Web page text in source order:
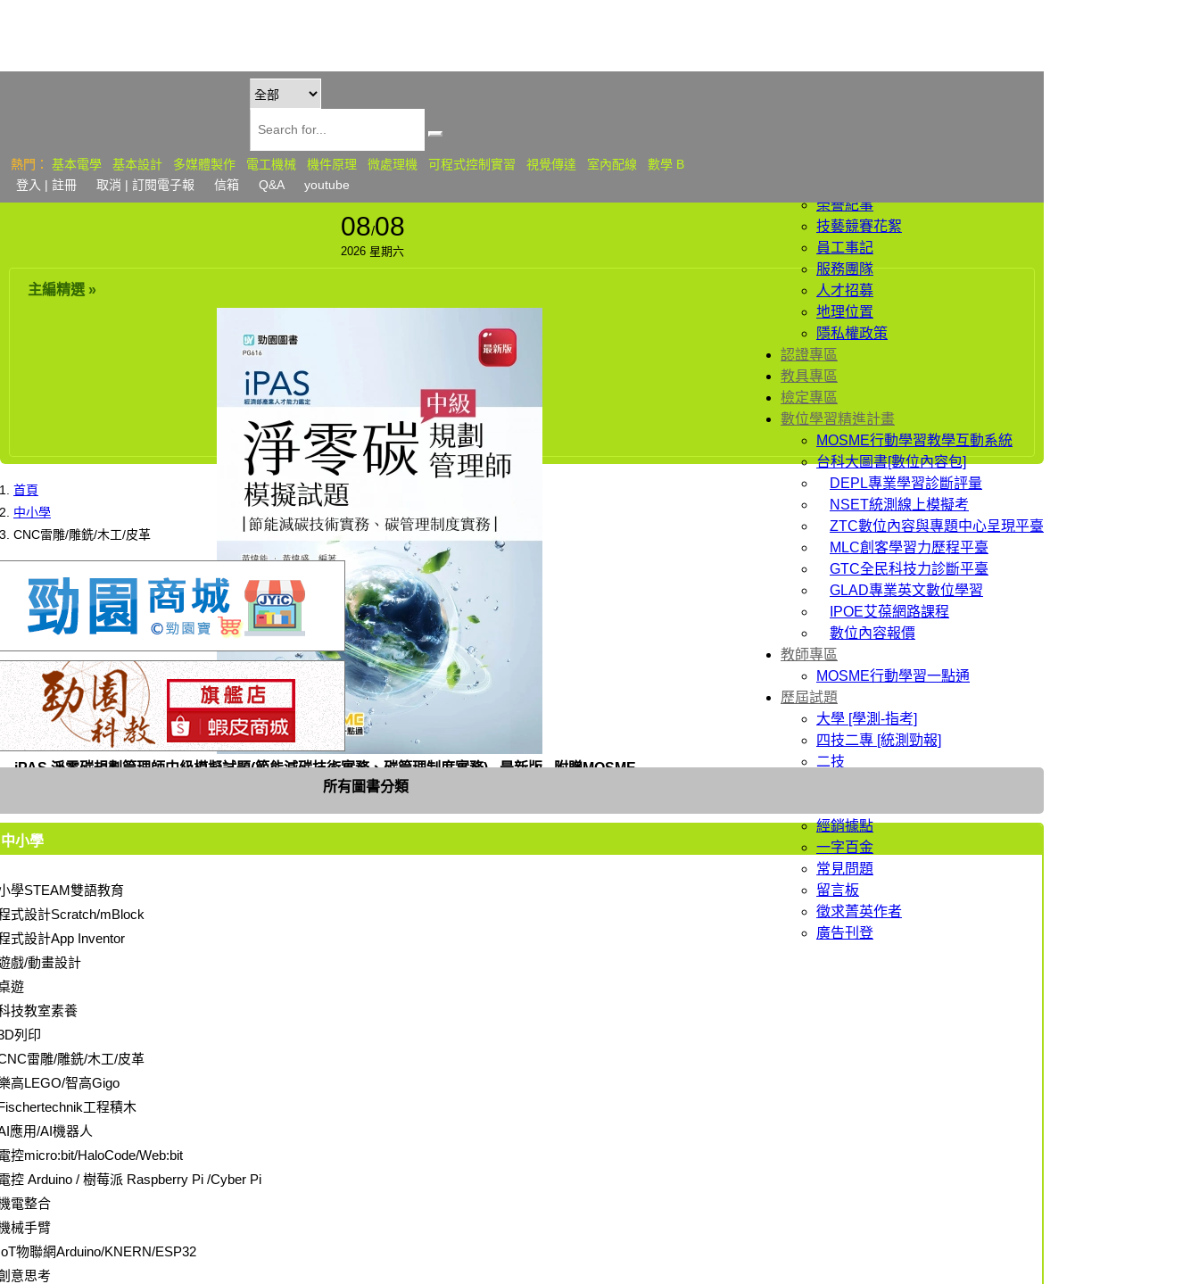
榮譽紀事
技藝競賽花絮
員工事記
服務團隊
人才招募
地理位置
隱私權政策
認證專區
教具專區
檢定專區
數位學習精進計畫
MOSME行動學習教學互動系統
台科大圖書[數位內容包]
DEPL專業學習診斷評量
NSET統測線上模擬考
ZTC數位內容與專題中心呈現平臺
MLC創客學習力歷程平臺
GTC全民科技力診斷平臺
GLAD專業英文數位學習
IPOE艾葆網路課程
數位內容報價
教師專區
MOSME行動學習一點通
歷屆試題
大學 [學測-指考]
四技二專 [統測勁報]
二技
經銷據點
一字百金
常見問題
留言板
徵求菁英作者
廣告刊登
熱門： 基本電學 基本設計 多媒體製作 電工機械 機件原理 微處理機 可程式控制實習 視覺傳達 室內配線
數學 B
登入 | 註冊 取消 | 訂閱電子報 信箱 Q&A youtube
08/08
2026 星期六
主編精選 »
iPAS 淨零碳規劃管理師中級模擬試題(節能減碳技術實務、碳管理制度實務) - 最新版 - 附贈MOSME
首頁
中小學
CNC雷雕/雕銑/木工/皮革
所有圖書分類
小學
學STEAM雙語教育
式設計Scratch/mBlock
式設計App Inventor
戲/動畫設計
遊
技教室素養
列印
雷雕/雕銑/木工/皮革
高LEGO/智高Gigo
工程積木
應用/AI機器人
控micro:bit/HaloCode/Web:bit
控 Arduino / 樹莓派 Raspberry Pi /Cyber Pi
電整合
械手臂
物聯網Arduino/KNERN/ESP32
意思考